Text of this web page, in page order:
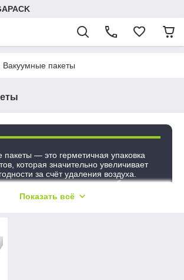
Вакуумные пакеты
пакеты — это герметичная упаковка
которая значительно увеличивает
за счёт удаления воздуха.
свежесть, вкус и аромат без
использования консервантов.
Показать всё